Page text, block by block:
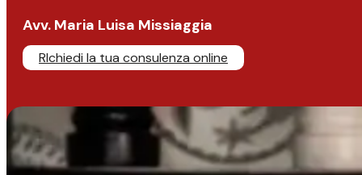
Avv. Maria Luisa Missiaggia
RIchiedi la tua consulenza online